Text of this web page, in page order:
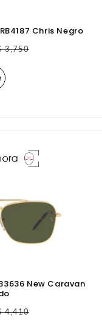
Chris Negro
3,750
New Caravan
4,410